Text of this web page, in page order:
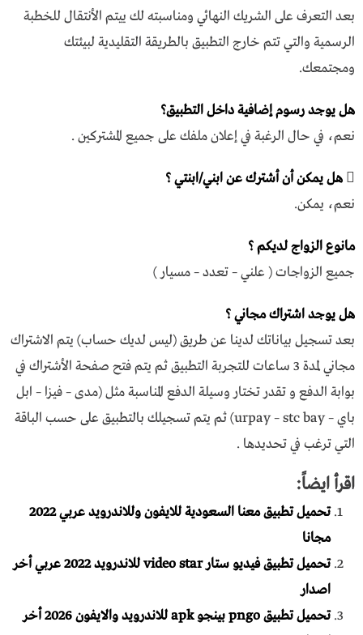
بعد التعرف على الشريك النهائي ومناسبته لك ييتم الأنتقال للخطبة
الرسمية والتي تتم خارج التطبيق بالطريقة التقليدية لبيئتك
ومجتمعك.
هل يوجد رسوم إضافية داخل التطبيق؟
نعم، في حال الرغبة في إعلان ملفك على جميع المشتركين .
هل يمكن أن أشترك عن ابني/ابنتي ؟
نعم، يمكن.
مانوع الزواج لديكم ؟
جميع الزواجات ( علني – تعدد – مسيار )
هل يوجد اشتراك مجاني ؟
بعد تسجيل بياناتك لدينا عن طريق (ليس لديك حساب) يتم الاشتراك
مجاني لمدة 3 ساعات للتجربة التطبيق ثم يتم فتح صفحة الأشتراك في
بوابة الدفع و تقدر تختار وسيلة الدفع المناسبة مثل (مدى – فيزا – ابل
باي – urpay – stc bay) ثم يتم تسجيلك بالتطبيق على حسب الباقة
التي ترغب في تحديدها .
اقرأ ايضاً:
تحميل تطبيق معنا السعودية للايفون وللاندرويد عربي 2022
مجانا
تحميل تطبيق فيديو ستار video star للاندرويد 2022 عربي أخر
اصدار
تحميل تطبيق pngo بينجو apk للاندرويد والايفون 2026 أخر